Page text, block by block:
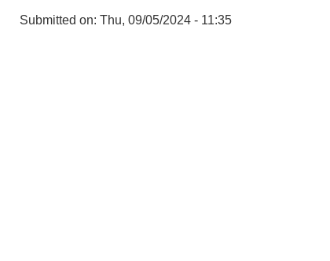
Submitted on: Thu, 09/05/2024 - 11:35